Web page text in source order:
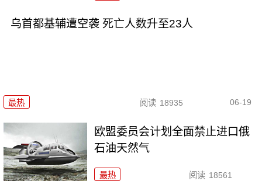
乌首都基辅遭空袭 死亡人数升至23人
最热 阅读 18935 06-19
欧盟委员会计划全面禁止进口俄
石油天然气
最热 阅读 18561